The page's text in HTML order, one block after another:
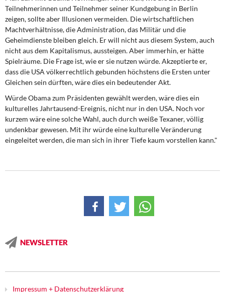
Teilnehmerinnen und Teilnehmer seiner Kundgebung in Berlin
zeigen, sollte aber Illusionen vermeiden. Die wirtschaftlichen
Machtverhältnisse, die Administration, das Militär und die
Geheimdienste bleiben gleich. Er will nicht aus diesem System, auch
nicht aus dem Kapitalismus, aussteigen. Aber immerhin, er hätte
Spielräume. Die Frage ist, wie er sie nutzen würde. Akzeptierte er,
dass die USA völkerrechtlich gebunden höchstens die Ersten unter
Gleichen sein dürften, wäre dies ein bedeutender Akt.
Würde Obama zum Präsidenten gewählt werden, wäre dies ein
kulturelles Jahrtausend-Ereignis, nicht nur in den USA. Noch vor
kurzem wäre eine solche Wahl, auch durch weiße Texaner, völlig
undenkbar gewesen. Mit ihr würde eine kulturelle Veränderung
eingeleitet werden, die man sich in ihrer Tiefe kaum vorstellen kann."
NEWSLETTER
Impressum + Datenschutzerklärung